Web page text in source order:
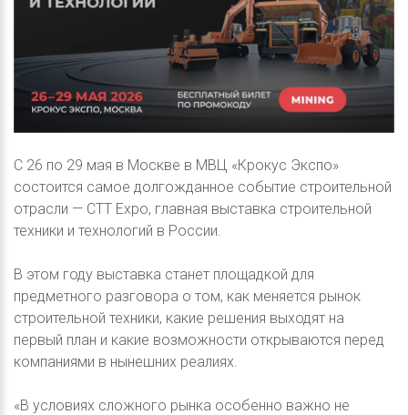
С 26 по 29 мая в Москве в МВЦ «Крокус Экспо»
состоится самое долгожданное событие строительной
отрасли — CTT Expo, главная выставка строительной
техники и технологий в России.
В этом году выставка станет площадкой для
предметного разговора о том, как меняется рынок
строительной техники, какие решения выходят на
первый план и какие возможности открываются перед
компаниями в нынешних реалиях.
«В условиях сложного рынка особенно важно не